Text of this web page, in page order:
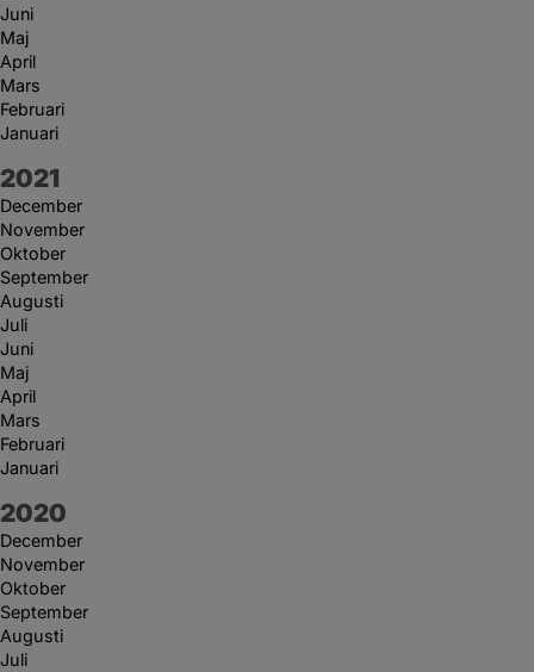
Juni
Maj
April
Mars
Februari
Januari
År:
2021
December
November
Oktober
September
Augusti
Juli
Juni
Maj
April
Mars
Februari
Januari
År:
2020
December
November
Oktober
September
Augusti
Juli